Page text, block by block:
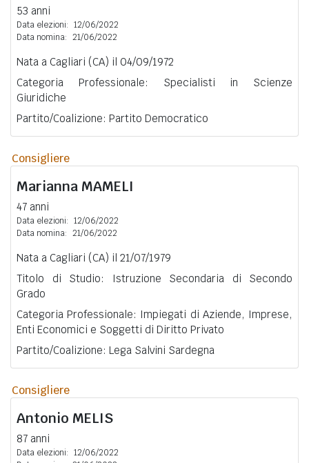
53 anni
Data elezioni: 12/06/2022
Data nomina: 21/06/2022
Nata a Cagliari (CA) il 04/09/1972
Categoria Professionale: Specialisti in Scienze
Giuridiche
Partito/Coalizione: Partito Democratico
Consigliere
Marianna MAMELI
47 anni
Data elezioni: 12/06/2022
Data nomina: 21/06/2022
Nata a Cagliari (CA) il 21/07/1979
Titolo di Studio: Istruzione Secondaria di Secondo
Grado
Categoria Professionale: Impiegati di Aziende, Imprese,
Enti Economici e Soggetti di Diritto Privato
Partito/Coalizione: Lega Salvini Sardegna
Consigliere
Antonio MELIS
87 anni
Data elezioni: 12/06/2022